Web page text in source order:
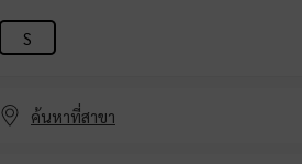
S
ค้นหาที่สาขา